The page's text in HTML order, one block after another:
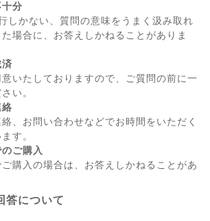
分
しかない、質問の意味をうまく汲み取れ
場合に、お答えしかねることがありま
意いたしておりますので、ご質問の前に一
い。
、お問い合わせなどでお時間をいただく
す。
ご購入
購入の場合は、お答えしかねることがあ
答について